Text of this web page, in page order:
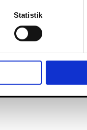
Statistik